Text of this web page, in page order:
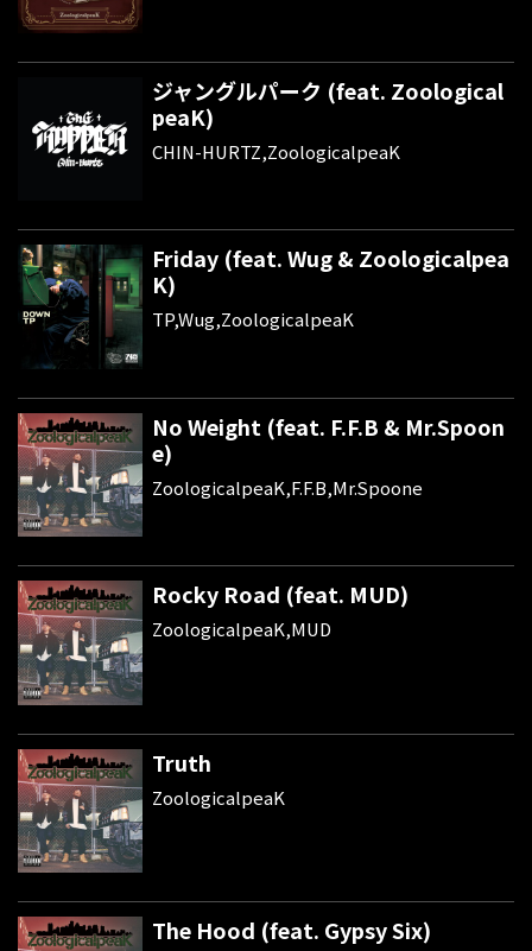
ジャングルパーク (feat. Zoological
peaK)
CHIN-HURTZ,ZoologicalpeaK
Friday (feat. Wug & Zoologicalpea
K)
TP,Wug,ZoologicalpeaK
No Weight (feat. F.F.B & Mr.Spoon
e)
ZoologicalpeaK,F.F.B,Mr.Spoone
Rocky Road (feat. MUD)
ZoologicalpeaK,MUD
Truth
ZoologicalpeaK
The Hood (feat. Gypsy Six)